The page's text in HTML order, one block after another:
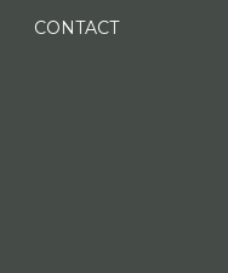
CONTACT